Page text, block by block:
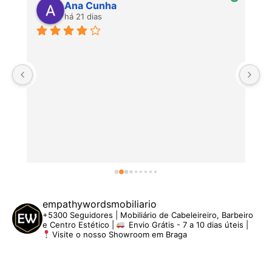
Ana Cunha
há 21 dias
empathywordsmobiliario
+5300 Seguidores | Mobiliário de Cabeleireiro, Barbeiro
e Centro Estético |
Envio Grátis - 7 a 10 dias úteis |
Visite o nosso Showroom em Braga